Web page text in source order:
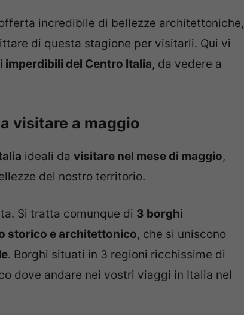
incredibile di bellezze architettoniche,
di questa stagione per visitarli. Qui vi
imperdibili del Centro Italia, da vedere a
visitare a maggio
ideali da visitare nel mese di maggio,
del nostro territorio.
Si tratta comunque di 3 borghi
storico e architettonico, che si uniscono
. Borghi situati in 3 regioni ricchissime di
dove andare nei vostri viaggi in Italia nel